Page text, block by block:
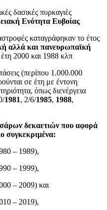
δασικές πυρκαγιές
Ενότητα Ευβοίας
καταγράφηκαν το έτος
αλλά και πανευρωπαϊκή
2000 και 1988 κλπ
(περίπου 1.000.000
σε έτη με έντονη
όπως διενέργεια
1981, 2/6/1985, 1988,
δεκαετιών που αφορά
συγκεκριμένα:
– 1989),
– 1999),
– 2009) και
– 2019),